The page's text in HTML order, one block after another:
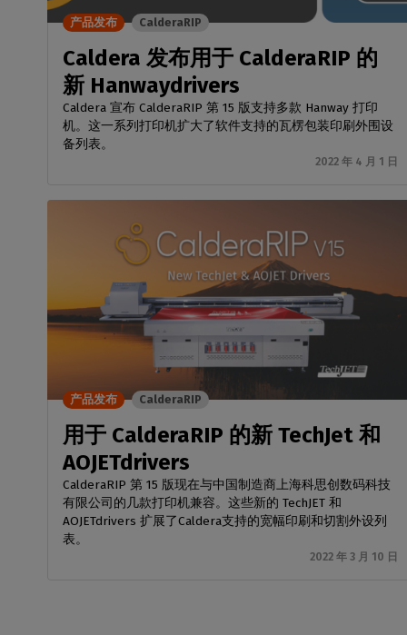
Caldera 发布用于 CalderaRIP 的
新 Hanwaydrivers
Caldera 宣布 CalderaRIP 第 15 版支持多款 Hanway 打印
机。这一系列打印机扩大了软件支持的瓦楞包装印刷外围设
备列表。
2022 年 4 月 1 日
产品发布 CalderaRIP
用于 CalderaRIP 的新 TechJet 和
AOJETdrivers
CalderaRIP 第 15 版现在与中国制造商上海科思创数码科技
有限公司的几款打印机兼容。这些新的 TechJET 和
AOJETdrivers 扩展了Caldera支持的宽幅印刷和切割外设列
表。
2022 年 3 月 10 日
产品发布 CalderaRIP